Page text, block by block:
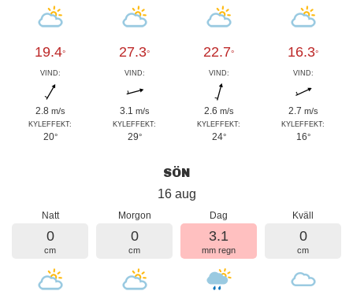
19.4°
VIND:
2.8 m/s
KYLEFFEKT:
20°
27.3°
VIND:
3.1 m/s
KYLEFFEKT:
29°
22.7°
VIND:
2.6 m/s
KYLEFFEKT:
24°
16.3°
VIND:
2.7 m/s
KYLEFFEKT:
16°
SÖN
16 aug
Natt
0
cm
Morgon
0
cm
Dag
3.1
mm regn
Kväll
0
cm